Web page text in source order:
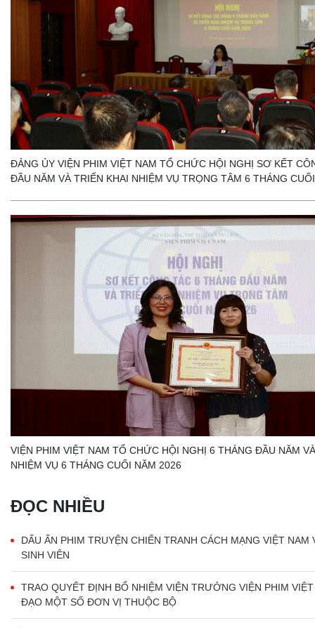
ĐẢNG ỦY VIỆN PHIM VIỆT NAM TỔ CHỨC HỘI NGHỊ SƠ KẾT
ĐẦU NĂM VÀ TRIỂN KHAI NHIỆM VỤ TRỌNG TÂM 6 THÁNG
VIỆN PHIM VIỆT NAM TỔ CHỨC HỘI NGHỊ 6 THÁNG ĐẦU NĂM
NHIỆM VỤ 6 THÁNG CUỐI NĂM 2026
ĐỌC NHIỀU
DẤU ẤN PHIM TRUYỆN CHIẾN TRANH CÁCH MẠNG VIỆT NAM
SINH VIÊN
TRAO QUYẾT ĐỊNH BỔ NHIỆM VIỆN TRƯỞNG VIỆN PHIM
ĐẠO MỘT SỐ ĐƠN VỊ THUỘC BỘ